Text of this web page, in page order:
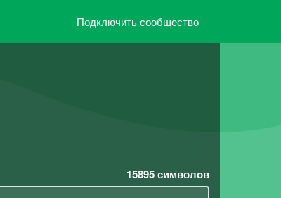
Подключить сообщество
15895символов